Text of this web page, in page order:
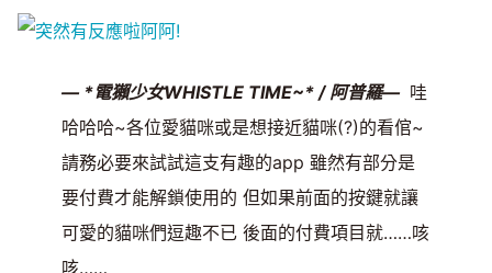
— *電獺少女WHISTLE TIME~* / 阿普羅— 哇
哈哈哈~各位愛貓咪或是想接近貓咪(?)的看倌~
請務必要來試試這支有趣的app 雖然有部分是
要付費才能解鎖使用的 但如果前面的按鍵就讓
可愛的貓咪們逗趣不已 後面的付費項目就……咳
咳……